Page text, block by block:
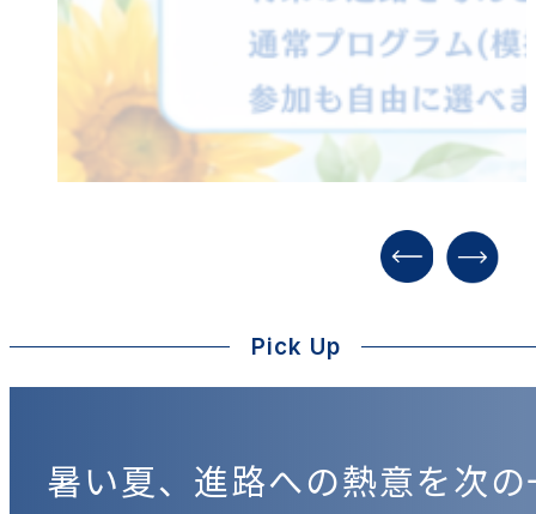
Pick Up
暑い夏、進路への熱意を次